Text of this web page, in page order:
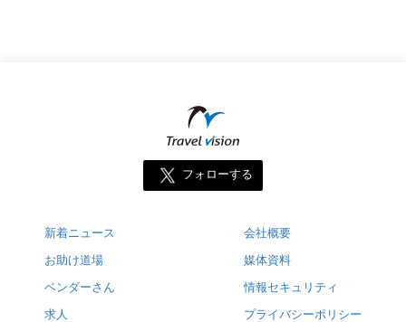
フォローする
新着ニュース
お助け道場
ベンダーさん
求人
会社概要
媒体資料
情報セキュリティ
プライバシーポリシー